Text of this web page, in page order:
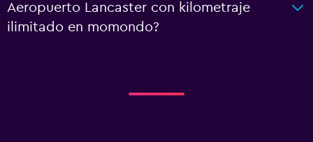
Aeropuerto Lancaster con kilometraje
ilimitado en momondo?